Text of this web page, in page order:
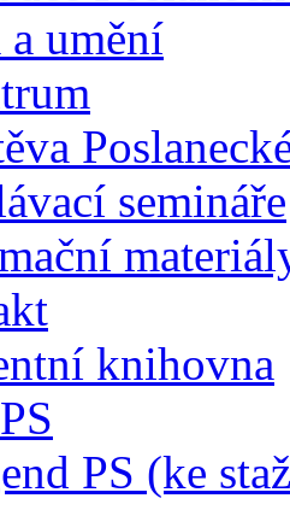
umění
semináře
knihovna
PS (ke